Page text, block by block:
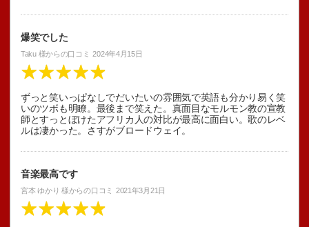
爆笑でした
Taku様からの口コミ 2024年4月15日
ずっと笑いっぱなしでだいたいの雰囲気で英語も分かり易く笑
いのツボも明瞭。最後まで笑えた。真面目なモルモン教の宣教
師とすっとぼけたアフリカ人の対比が最高に面白い。歌のレベ
ルは凄かった。さすがブロードウェイ。
音楽最高です
宮本 ゆかり 様からの口コミ 2021年3月21日